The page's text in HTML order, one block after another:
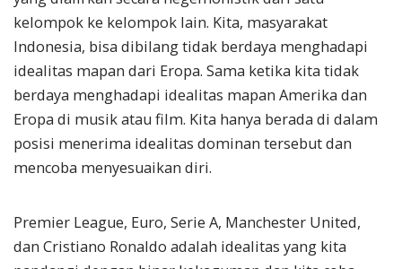
kelompok ke kelompok lain. Kita, masyarakat
Indonesia, bisa dibilang tidak berdaya menghadapi
idealitas mapan dari Eropa. Sama ketika kita tidak
berdaya menghadapi idealitas mapan Amerika dan
Eropa di musik atau film. Kita hanya berada di dalam
posisi menerima idealitas dominan tersebut dan
mencoba menyesuaikan diri.
Premier League, Euro, Serie A, Manchester United,
dan Cristiano Ronaldo adalah idealitas yang kita